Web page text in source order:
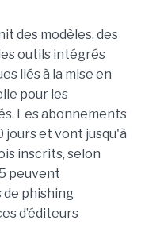
des modèles, des
outils intégrés
liés à la mise en
pour les
Les abonnements
jours et vont jusqu'à
inscrits, selon
peuvent
phishing
d’éditeurs